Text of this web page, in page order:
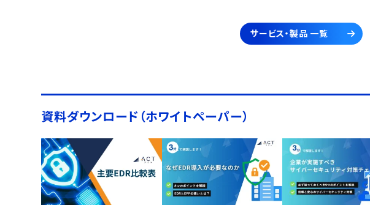
サービス・製品 一覧
資料ダウンロード（ホワイトペーパー）